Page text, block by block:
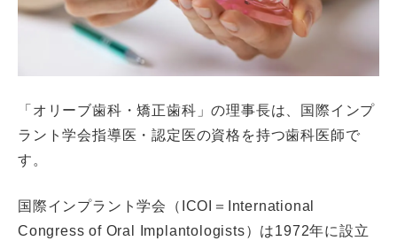
「オリーブ歯科・矯正歯科」の理事長は、国際インプ
ラント学会指導医・認定医の資格を持つ歯科医師で
す。
国際インプラント学会（ICOI＝International
Congress of Oral Implantologists）は1972年に設立